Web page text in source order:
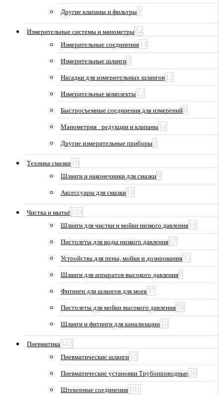
Другие клапаны и фильтры 1
Измерительные системы и манометры64
Измерительные соединения 14
Измерительные шланги2
Насадки для измерительных шлангов 12
Измерительные комплекты 12
Быстросъемные соединения для измерений8
Манометрия_ редукции и клапаны 14
Другие измерительные приборы2
Техника смазки 19
Шланги и наконечники для смазки9
Аксессуары для смазки 10
Чистка и мытьё224
Шланги для чистки и мойки низкого давления 10
Пистолеты для воды низкого давления67
Устройства для пены, мойки и дозирования33
Шланги для аппаратов высокого давления8
Фитинги для шлангов для моек37
Пистолеты для мойки высокого давления59
Шланги и фитинги для канализации 10
Пневматика543
Пневматические шланги35
Пневматические установки Трубопроводные26
Штекерные соединения 101